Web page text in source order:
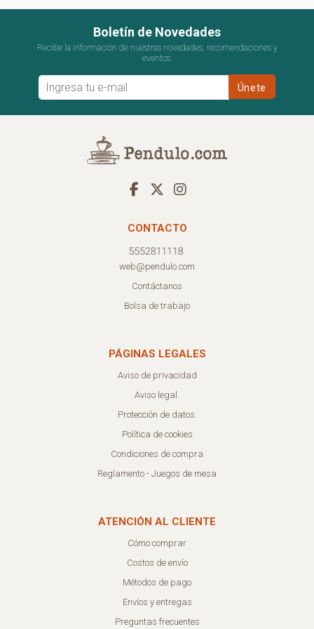
Boletín de Novedades
Recibe la información de nuestras novedades, recomendaciones y
eventos.
CONTACTO
web@pendulo.com
Contáctanos
Bolsa de trabajo
PÁGINAS LEGALES
Aviso de privacidad
Aviso legal.
Protección de datos.
Política de cookies
Condiciones de compra
Reglamento - Juegos de mesa
ATENCIÓN AL CLIENTE
Cómo comprar
Costos de envío
Métodos de pago
Envíos y entregas
Preguntas frecuentes